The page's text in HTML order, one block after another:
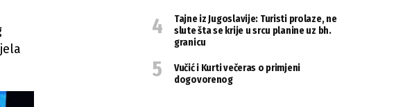
Tajne iz Jugoslavije: Turisti prolaze, ne
slute šta se krije u srcu planine uz bh.
granicu
Vučić i Kurti večeras o primjeni
dogovorenog